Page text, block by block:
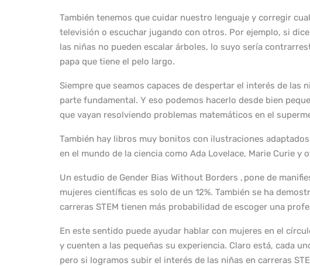
También tenemos que cuidar nuestro lenguaje y corregir
televisión o escuchar jugando con otros. Por ejemplo, si
las niñas no pueden escalar árboles, lo suyo sería
papa que tiene el pelo largo.
Siempre que seamos capaces de despertar el interés de las
parte fundamental. Y eso podemos hacerlo desde bien
que vayan resolviendo problemas matemáticos en el
También hay libros muy bonitos con ilustraciones
en el mundo de la ciencia como Ada Lovelace, Marie Curie
Un estudio de Gender Bias Without Borders , pone de
mujeres científicas es solo de un 12%. También se ha
carreras STEM tienen más probabilidad de escoger una
En este sentido puede ayudar hablar con mujeres en el
y cuenten a las pequeñas su experiencia. Claro está, cada
pero si logramos subir el interés de las niñas en carreras